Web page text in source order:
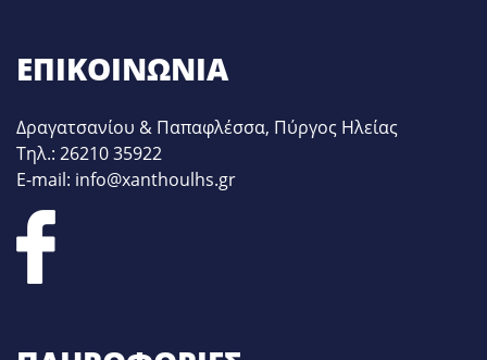
ΕΠΙΚΟΙΝΩΝΊΑ
Δραγατσανίου & Παπαφλέσσα, Πύργος Ηλείας
Τηλ.: 26210 35922
E-mail: info@xanthoulhs.gr